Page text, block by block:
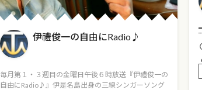
伊禮俊一の自由にRadio♪
毎月第１・３週目の金曜日午後６時放送『伊禮俊一の
自由にRadio♪』伊是名島出身の三線シンガーソング